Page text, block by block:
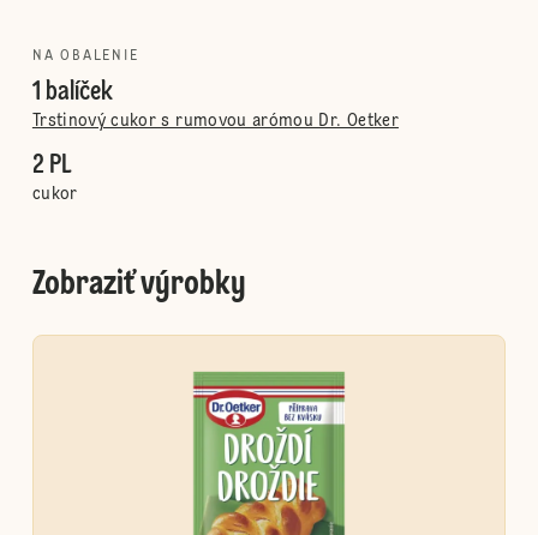
NA OBALENIE
1 balíček
Trstinový cukor s rumovou arómou Dr. Oetker
2 PL
cukor
Zobraziť výrobky